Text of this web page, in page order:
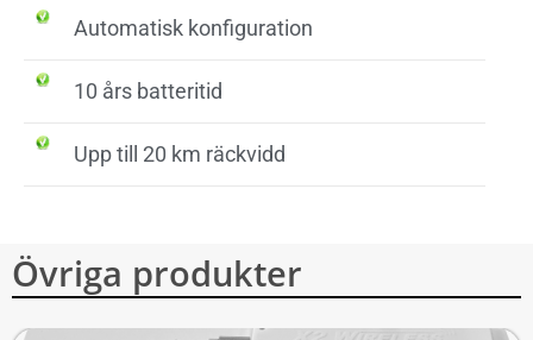
Automatisk konfiguration
10 års batteritid
Upp till 20 km räckvidd
Övriga produkter